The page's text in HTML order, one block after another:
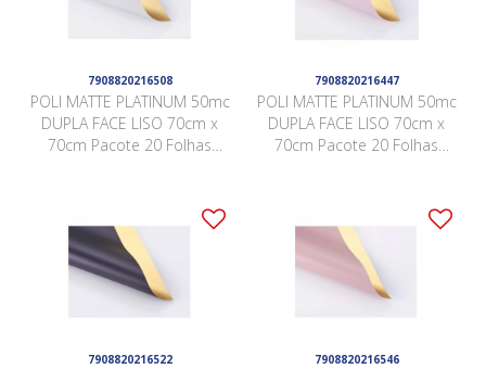
7908820216508
POLI MATTE PLATINUM 50mc
DUPLA FACE LISO 70cm x
70cm Pacote 20 Folhas
7908820216447
POLI MATTE PLATINUM 50mc
DUPLA FACE LISO 70cm x
70cm Pacote 20 Folhas
7908820216522 7908820216546